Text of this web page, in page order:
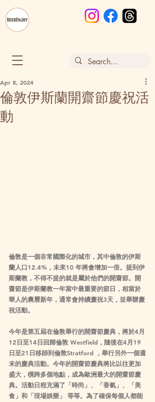
倫敦伊斯蘭開齋節慶祝活
動
Apr 8, 2024
倫敦是一個非常國際化的城市，其中倫敦的伊斯
蘭人口12.4%，未來10 年將會增加一倍。提到伊
斯蘭教，不得不提的就是屬於他們的開齋節。開
齋節是伊斯蘭教一年當中最重要的節日，相當於
華人的農曆新年，通常會持續慶祝3天，並舉辦慶
祝活動。
今年是第五屆在倫敦舉行的開齋節慶典，將於4月
12日至14日回歸倫敦 Westfield，隨後在4月19
日至21日移師到倫敦Stratford ，舉行另外一個週
末的慶典活動。今年的開齋節慶典將比以往更加
盛大，橫跨多個地點，成為歐洲最大的開齋節慶
典。活動日程充滿了「時尚」、「香氣」、「美
食」和「現場娛樂」 等等。為了確保每個人都能